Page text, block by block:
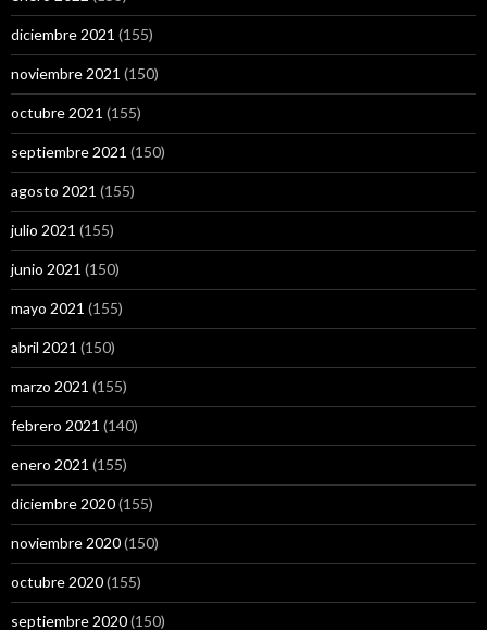
diciembre 2021 (155)
noviembre 2021 (150)
octubre 2021 (155)
septiembre 2021 (150)
agosto 2021 (155)
julio 2021 (155)
junio 2021 (150)
mayo 2021 (155)
abril 2021 (150)
marzo 2021 (155)
febrero 2021 (140)
enero 2021 (155)
diciembre 2020(155)
noviembre 2020(150)
octubre 2020(155)
septiembre 2020(150)